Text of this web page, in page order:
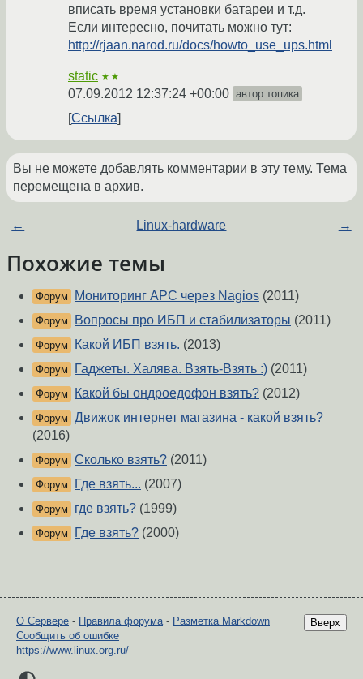
вписать время установки батареи и т.д.
Если интересно, почитать можно тут:
http://rjaan.narod.ru/docs/howto_use_ups.html
static ★★
07.09.2012 12:37:24 +00:00 автор топика
Ссылка
Вы не можете добавлять комментарии в эту тему. Тема
перемещена в архив.
← Linux-hardware →
Похожие темы
Форум Мониторинг APC через Nagios (2011)
Форум Вопросы про ИБП и стабилизаторы (2011)
Форум Какой ИБП взять. (2013)
Форум Гаджеты. Халява. Взять-Взять :) (2011)
Форум Какой бы ондроедофон взять? (2012)
Форум Движок интернет магазина - какой взять?
(2016)
Форум Сколько взять? (2011)
Форум Где взять... (2007)
Форум где взять? (1999)
Форум Где взять? (2000)
Вверх
О Сервере - Правила форума- Разметка Markdown
Сообщить об ошибке
https://www.linux.org.ru/